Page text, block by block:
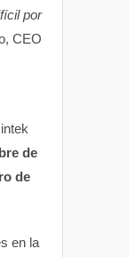
por
CEO
de
de
en la